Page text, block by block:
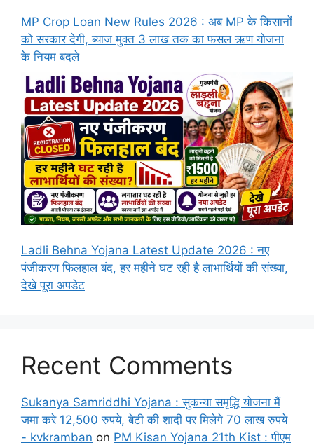
MP Crop Loan New Rules 2026 : अब MP के किसानों
को सरकार देगी, ब्याज मुक्त 3 लाख तक का फसल ऋण योजना
के नियम बदले
Ladli Behna Yojana Latest Update 2026 : नए
पंजीकरण फिलहाल बंद, हर महीने घट रही है लाभार्थियों की संख्या,
देखे पूरा अपडेट
Recent Comments
Sukanya Samriddhi Yojana : सुकन्या समृद्धि योजना मैं
जमा करे 12,500 रुपये, बेटी की शादी पर मिलेगे 70 लाख रुपये
- kvkramban on PM Kisan Yojana 21th Kist : पीएम